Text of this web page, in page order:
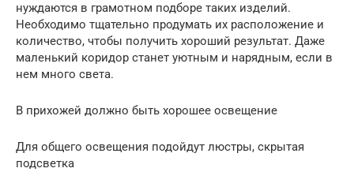
нуждаются в грамотном подборе таких изделий.
Необходимо тщательно продумать их расположение и
количество, чтобы получить хороший результат. Даже
маленький коридор станет уютным и нарядным, если в
нем много света.
В прихожей должно быть хорошее освещение
Для общего освещения подойдут люстры, скрытая
подсветка